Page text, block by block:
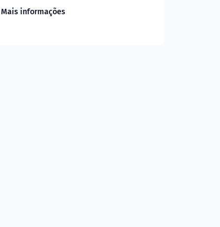
Mais informações